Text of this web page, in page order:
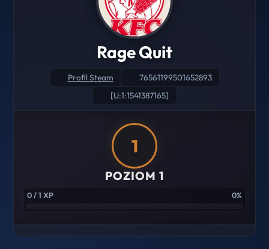
Rage Quit
Profil Steam
76561199501652893
[U:1:1541387165]
1
POZIOM 1
0 / 1 XP 0%